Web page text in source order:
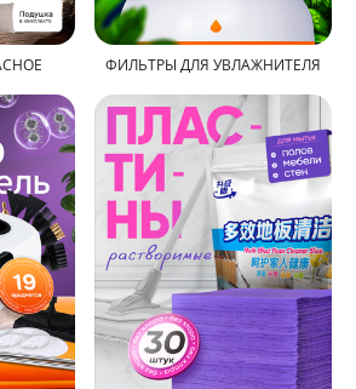
ФИЛЬТРЫ ДЛЯ УВЛАЖНИТЕЛЯ